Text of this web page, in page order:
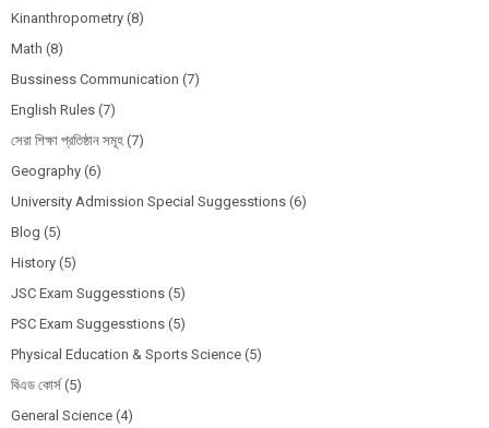
Kinanthropometry (8)
Math (8)
Bussiness Communication (7)
English Rules (7)
সেরা শিক্ষা প্রতিষ্ঠান সমূহ (7)
Geography (6)
University Admission Special Suggesstions (6)
Blog (5)
History (5)
JSC Exam Suggesstions (5)
PSC Exam Suggesstions (5)
Physical Education & Sports Science (5)
বিএড কোর্স (5)
General Science (4)